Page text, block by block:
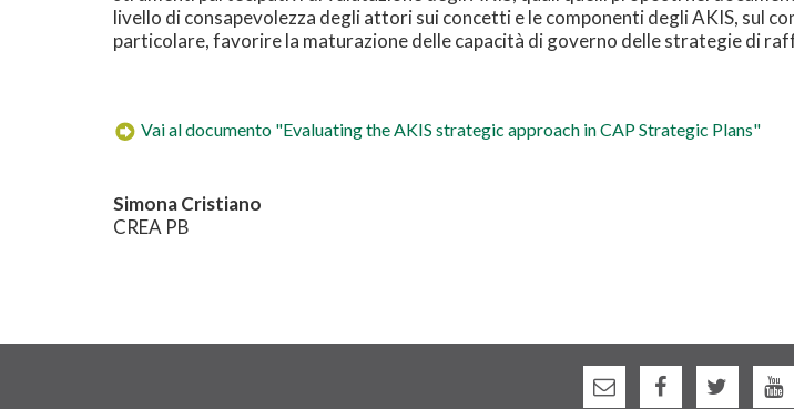
livello di consapevolezza degli attori sui concetti e le componenti degli AKIS, sul
particolare, favorire la maturazione delle capacità di governo delle strategie di
Vai al documento "Evaluating the AKIS strategic approach in CAP Strategic Plans"
Simona Cristiano
CREA PB